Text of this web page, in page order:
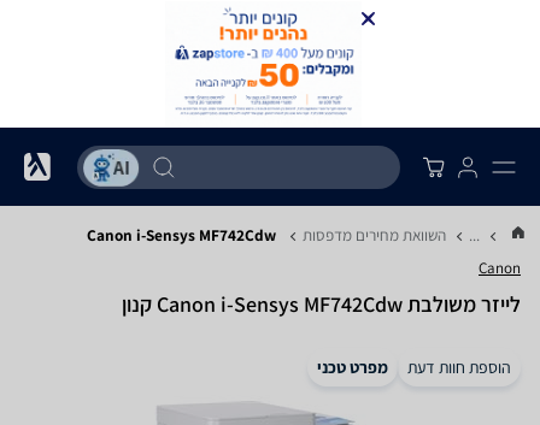
... השוואת מחירים מדפסות Canon i-Sensys MF742Cdw
Canon
‏לייזר ‏משולבת Canon i-Sensys MF742Cdw קנון
הוספת חוות דעת מפרט טכני